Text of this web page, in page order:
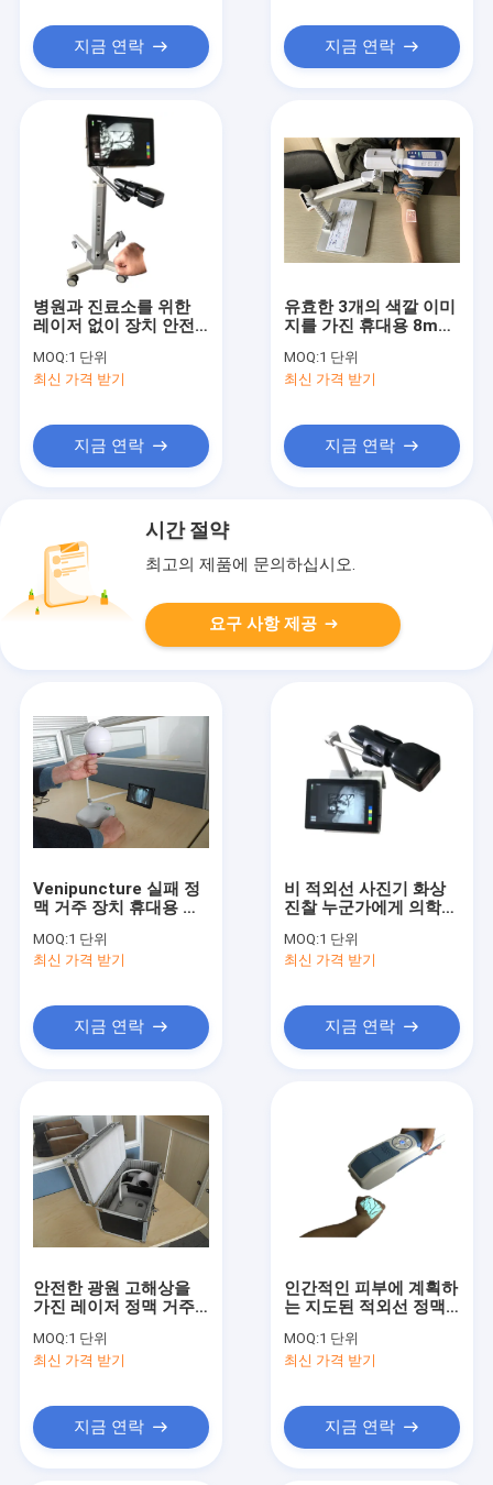
지금 연락 지금 연락
병원과 진료소를 위한
레이저 없이 장치 안전
진기 화상 진찰 적외선
정맥
MOQ:1 단위
최신 가격 받기
지금 연락
유효한 3개의 색깔 이미
지를 가진 휴대용 8mm
정맥 거주 장치
MOQ:1 단위
최신 가격 받기
지금 연락
시간 절약
최고의 제품에 문의하십시오.
요구 사항 제공
Venipuncture 실패 정
맥 거주 장치 휴대용 정
MOQ:1 단위
최신 가격 받기
지금 연락
비 적외선 사진기 화상
진찰 누군가에게 의학
MOQ:1 단위
최신 가격 받기
지금 연락
안전한 광원 고해상을
가진 레이저 정맥 거주
MOQ:1 단위
최신 가격 받기
지금 연락
인간적인 피부에 계획하
는 지도된 적외선 정맥
치
MOQ:1 단위
최신 가격 받기
지금 연락